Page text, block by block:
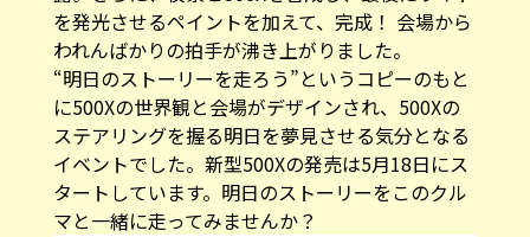
を発光させるペイントを加えて、完成！ 会場から
われんばかりの拍手が沸き上がりました。
“明日のストーリーを走ろう”というコピーのもと
に500Xの世界観と会場がデザインされ、500Xの
ステアリングを握る明日を夢見させる気分となる
イベントでした。新型500Xの発売は5月18日にス
タートしています。明日のストーリーをこのクル
マと一緒に走ってみませんか？